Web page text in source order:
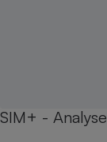
SIM+ -